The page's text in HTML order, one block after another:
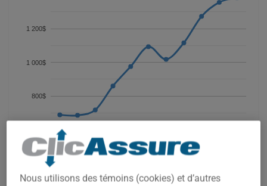
201620172018 201920202021202220232024
800$
1 000$
1 200$
Nous utilisons des témoins (cookies) et d’autres